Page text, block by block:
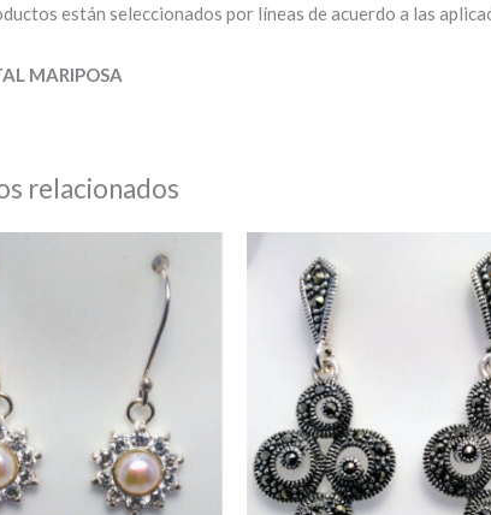
están seleccionados por líneas de acuerdo a las
MARIPOSA
relacionados